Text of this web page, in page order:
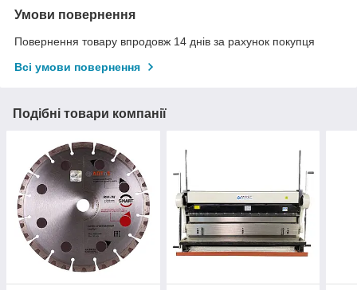
Умови повернення
Повернення товару впродовж 14 днів за рахунок покупця
Всі умови повернення
Подібні товари компанії